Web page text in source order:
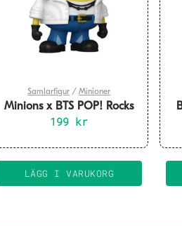
Samlarfigur /Minioner
Minions x BTS POP! Rocks
Vinyl Figure Jimin 9 cm
199 kr
LÄGG I VARUKORG